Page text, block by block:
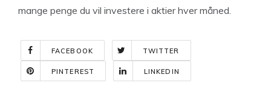
mange penge du vil investere i aktier hver måned.
FACEBOOK TWITTER
PINTEREST LINKEDIN